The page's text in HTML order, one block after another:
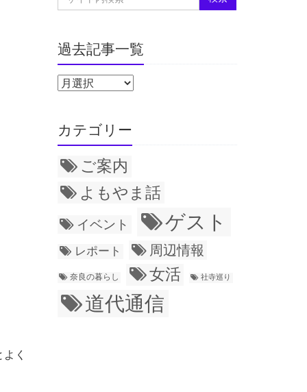
く
過去記事一覧
カテゴリー
ご案内
よもやま話
イベント ゲスト
レポート 周辺情報
奈良の暮らし 女活 社寺巡り
道代通信